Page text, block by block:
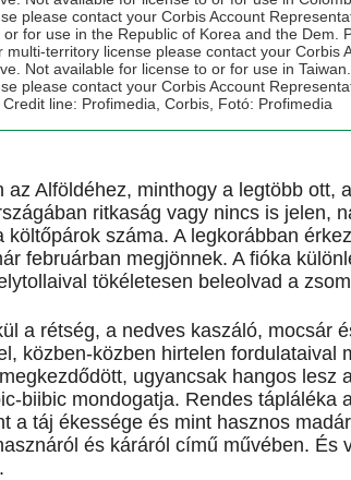
please contact your Corbis Account
for use in the Republic of Korea and the Dem.
multi-territory license please contact your Corbis
Not available for license to or for use in
please contact your Corbis Account
line: Profimedia, Corbis, Fotó: Profimedia
az Alföldéhez, minthogy a legtöbb ott,
ritkaság vagy nincs is jelen,
költőpárok száma. A legkorábban
februárban megjönnek. A fióka
tökéletesen beleolvad a
a rétség, a nedves kaszáló, mocsár
közben-közben hirtelen fordulataival
ugyancsak hangos
biibic mondogatja. Rendes tápláléka
a táj ékessége és mint hasznos
és káráról című művében.